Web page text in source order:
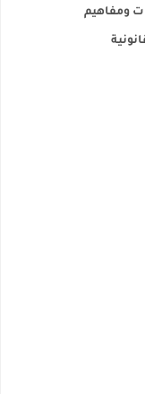
ومفاهيم